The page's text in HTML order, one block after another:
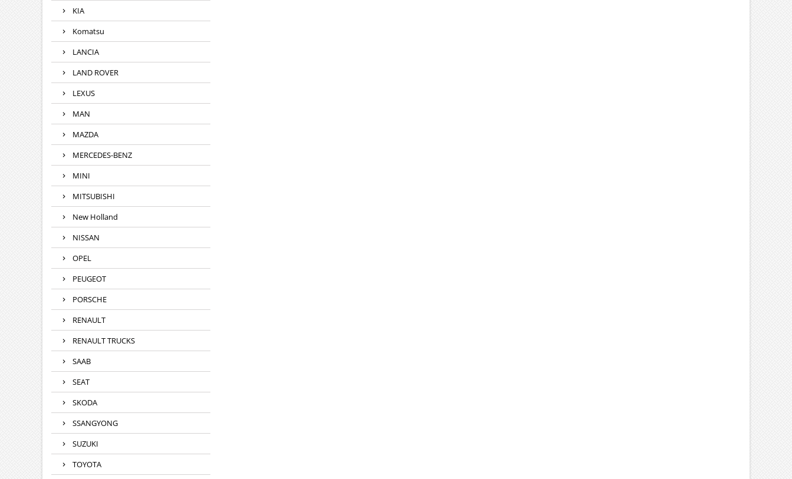
KIA
Komatsu
LANCIA
LAND ROVER
LEXUS
MAN
MAZDA
MERCEDES-BENZ
MINI
MITSUBISHI
New Holland
NISSAN
OPEL
PEUGEOT
PORSCHE
RENAULT
RENAULT TRUCKS
SAAB
SEAT
SKODA
SSANGYONG
SUZUKI
TOYOTA